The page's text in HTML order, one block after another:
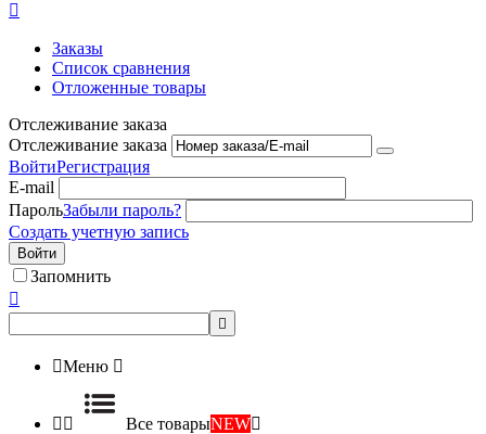

Заказы
Список сравнения
Отложенные товары
Отслеживание заказа
Отслеживание заказа
ВойтиРегистрация
E-mail
ПарольЗабыли пароль?
Создать учетную запись
Войти
Запомнить


Меню 
  Все товарыNEW